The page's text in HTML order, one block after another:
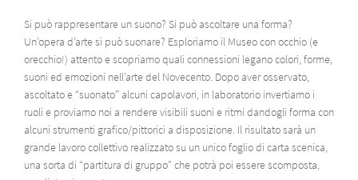
Si può rappresentare un suono? Si può ascoltare una forma?
Un’opera d’arte si può suonare? Esploriamo il Museo con occhio (e
orecchio!) attento e scopriamo quali connessioni legano colori, forme,
suoni ed emozioni nell’arte del Novecento. Dopo aver osservato,
ascoltato e “suonato” alcuni capolavori, in laboratorio invertiamo i
ruoli e proviamo noi a rendere visibili suoni e ritmi dandogli forma con
alcuni strumenti grafico/pittorici a disposizione. Il risultato sarà un
grande lavoro collettivo realizzato su un unico foglio di carta scenica,
una sorta di “partitura di gruppo” che potrà poi essere scomposta,